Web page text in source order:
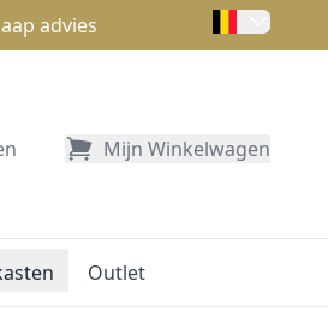
advies
Mijn Winkelwagen
Outlet